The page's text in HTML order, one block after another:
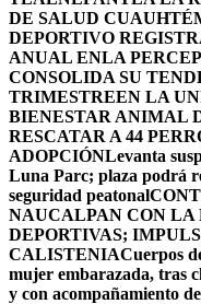
DE SALUD
DEPORTIVO
ANUAL ENLA
CONSOLIDA SU
TRIMESTREEN LA
BIENESTAR ANIMAL
RESCATAR A 44
ADOPCIÓNLevanta
Luna Parc; plaza podrá
seguridad peatonal
NAUCALPAN CON LA
DEPORTIVAS;
CALISTENIACuerpos
mujer embarazada, tras
y con acompañamiento